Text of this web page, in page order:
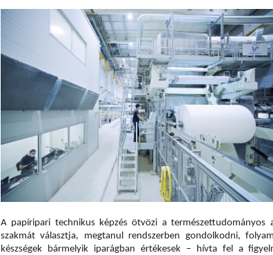
A papíripari technikus képzés ötvözi a
szakmát választja, megtanul rendszerben gondolkodni,
készségek bármelyik iparágban értékesek – hívta fel a